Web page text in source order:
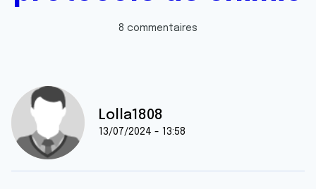
8 commentaires
Lolla1808
13/07/2024 - 13:58